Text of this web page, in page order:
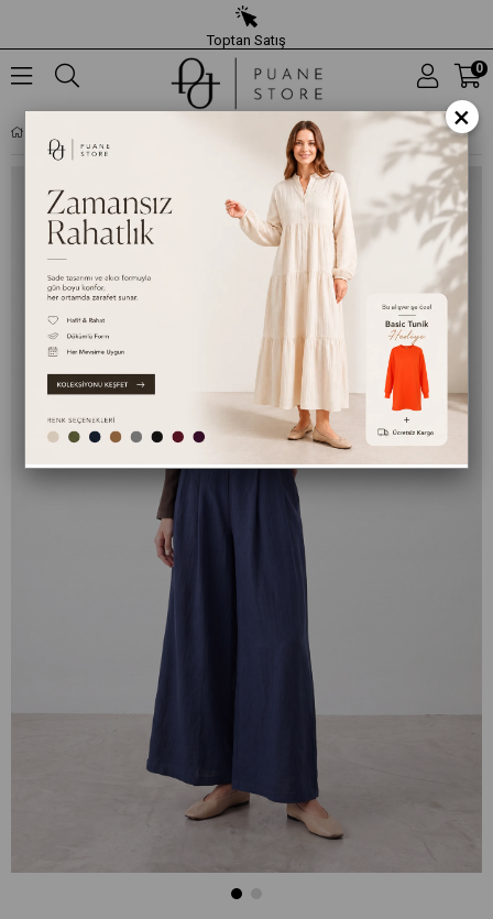
Toptan Satış
0
×